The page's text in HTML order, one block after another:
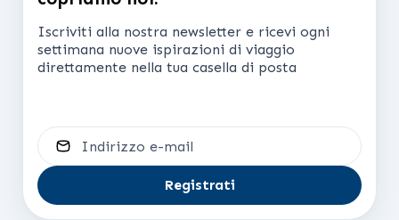
Iscriviti alla nostra newsletter e ricevi ogni
settimana nuove ispirazioni di viaggio
direttamente nella tua casella di posta
Indirizzo e-mail
Registrati